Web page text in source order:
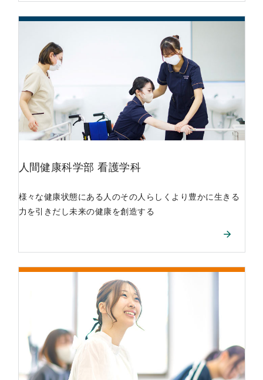
人間健康科学部 看護学科
様々な健康状態にある人のその人らしくより豊かに生きる
力を引きだし未来の健康を創造する